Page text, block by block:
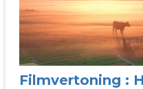
Filmvertoning :